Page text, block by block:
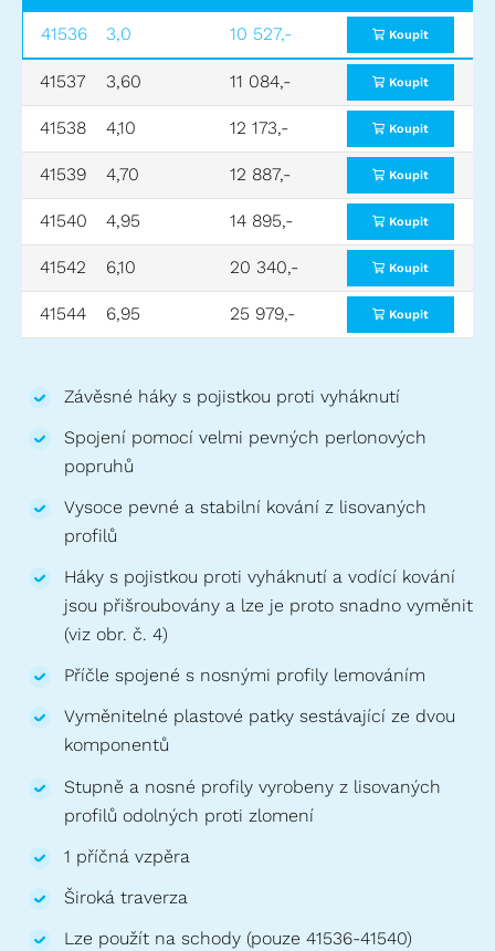
41536 3,0 10 527,- Koupit
41537 3,60 11 084,- Koupit
41538 4,10 12 173,- Koupit
41539 4,70 12 887,- Koupit
41540 4,95 14 895,- Koupit
41542 6,10 20 340,- Koupit
41544 6,95 25 979,- Koupit
Závěsné háky s pojistkou proti vyháknutí
Spojení pomocí velmi pevných perlonových
popruhů
Vysoce pevné a stabilní kování z lisovaných
profilů
Háky s pojistkou proti vyháknutí a vodící kování
jsou přišroubovány a lze je proto snadno vyměnit
(viz obr. č. 4)
Příčle spojené s nosnými profily lemováním
Vyměnitelné plastové patky sestávající ze dvou
komponentů
Stupně a nosné profily vyrobeny z lisovaných
profilů odolných proti zlomení
1 příčná vzpěra
Široká traverza
Lze použít na schody (pouze 41536-41540)